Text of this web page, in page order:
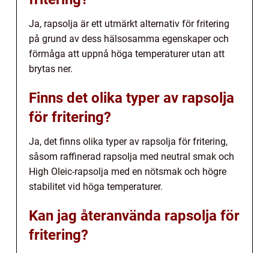
Ja, rapsolja är ett utmärkt alternativ för fritering
på grund av dess hälsosamma egenskaper och
förmåga att uppnå höga temperaturer utan att
brytas ner.
Finns det olika typer av rapsolja
för fritering?
Ja, det finns olika typer av rapsolja för fritering,
såsom raffinerad rapsolja med neutral smak och
High Oleic-rapsolja med en nötsmak och högre
stabilitet vid höga temperaturer.
Kan jag återanvända rapsolja för
fritering?